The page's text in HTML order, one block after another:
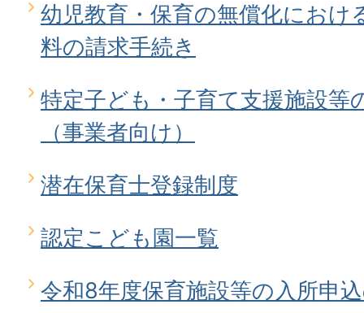
幼児教育・保育の無償化におけ
料の請求手続き
特定子ども・子育て支援施設等
（事業者向け）
潜在保育士登録制度
認定こども園一覧
令和8年度保育施設等の入所申